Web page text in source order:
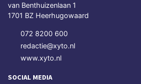
van Benthuizenlaan 1
1701 BZ Heerhugowaard
072 8200 600
redactie@xyto.nl
www.xyto.nl
SOCIAL MEDIA